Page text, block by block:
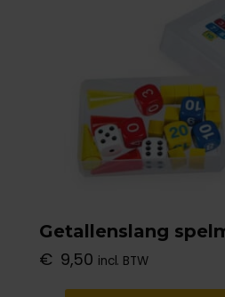
Getallenslang
€ 9,50 incl. BTW